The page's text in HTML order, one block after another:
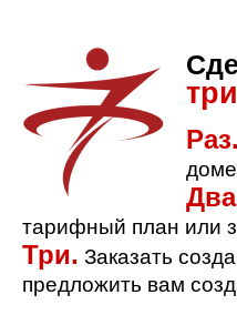
Раз.
тарифный план или
Три. Заказать
предложить вам